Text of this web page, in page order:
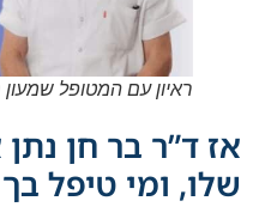
ראיון עם המטופל
אז ד”ר בר חן
שלו, ומי טיפל